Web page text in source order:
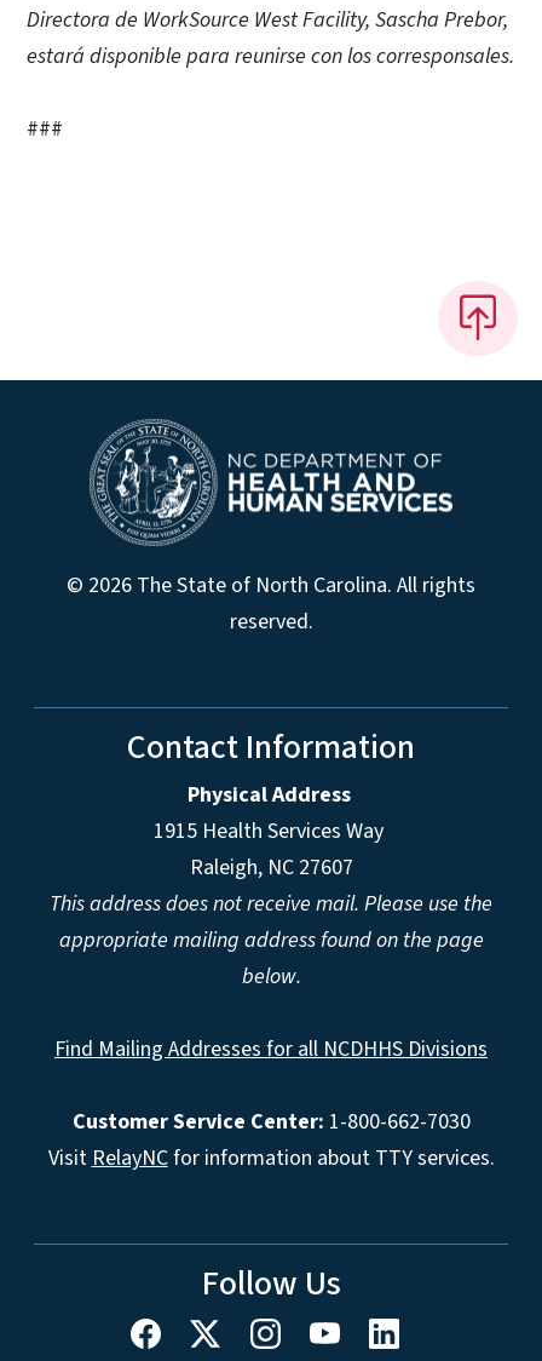
Directora de WorkSource West Facility, Sascha Prebor,
estará disponible para reunirse con los corresponsales.
###
© 2026 The State of North Carolina. All rights
reserved.
Contact Information
Physical Address
1915 Health Services Way
Raleigh, NC 27607
This address does not receive mail. Please use the
appropriate mailing address found on the page
below.
Find Mailing Addresses for all NCDHHS Divisions
Customer Service Center: 1-800-662-7030
VisitRelayNCfor information about TTY services.
Follow Us